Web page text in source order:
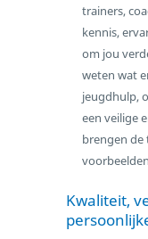
trainers,
kennis,
om jou
weten wat
jeugdhulp,
een veilige
brengen
Kwaliteit,
Intervisie
Coaching
Incompany
Over TiGO
Missie en
Trainers
Onze